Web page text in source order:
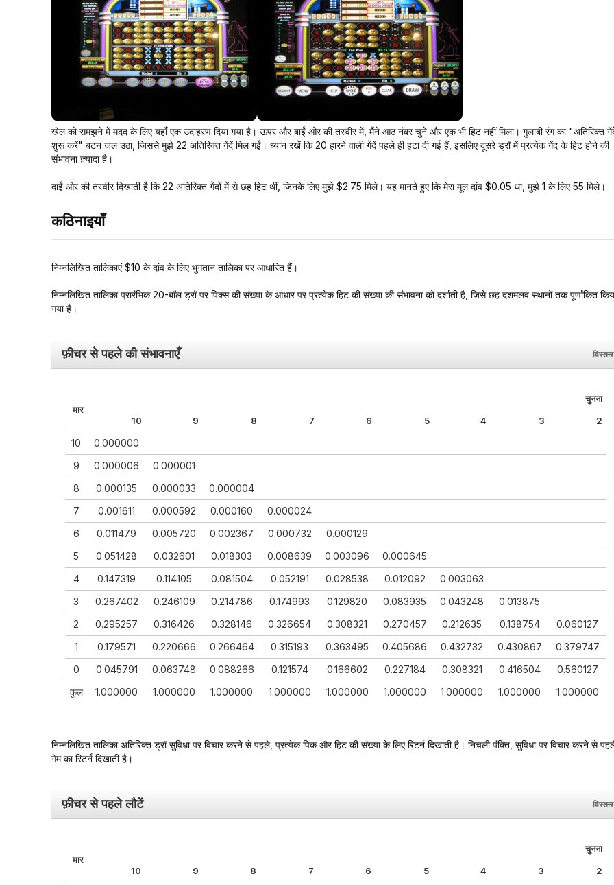
खेल को समझने में मदद के लिए यहाँ एक उदाहरण दिया गया है। ऊपर और बाईं ओर की तस्वीर में, मैंने आठ नंबर चुने और एक भी हिट नहीं मिला। गुलाबी रंग का "अतिरिक्त
शुरू करें" बटन जल उठा, जिससे मुझे 22 अतिरिक्त गेंदें मिल गईं। ध्यान रखें कि 20 हारने वाली गेंदें पहले ही हटा दी गई हैं, इसलिए दूसरे ड्रॉ में प्रत्येक गेंद के हिट होने की
संभावना ज़्यादा है।
दाईं ओर की तस्वीर दिखाती है कि 22 अतिरिक्त गेंदों में से छह हिट थीं, जिनके लिए मुझे $2.75 मिले। यह मानते हुए कि मेरा मूल दांव $0.05 था, मुझे 1 के लिए 55 मिले।
कठिनाइयाँ
निम्नलिखित तालिकाएं $10 के दांव के लिए भुगतान तालिका पर आधारित हैं।
निम्नलिखित तालिका प्रारंभिक 20-बॉल ड्रॉ पर पिक्स की संख्या के आधार पर प्रत्येक हिट की संख्या की संभावना को दर्शाती है, जिसे छह दशमलव स्थानों तक पूर्णांकित
गया है।
फ़ीचर विस्तार
से पहले की संभावनाएँ
मार
चुनना
10
9 8 7 6 5 4 3 2
10
0.000000
9
0.000006
0.000001
8
0.000135 0.000033
0.000004
7
0.001611 0.000592 0.000160
0.000024
6
0.011479 0.005720 0.002367 0.000732
0.000129
5
0.051428 0.032601 0.018303 0.008639 0.003096
0.000645
4
0.147319 0.114105 0.081504 0.052191 0.028538 0.012092
0.003063
3
0.267402 0.246109 0.214786 0.174993 0.129820 0.083935 0.043248
0.013875
2
0.295257 0.316426 0.328146 0.326654 0.308321 0.270457 0.212635 0.138754
0.060127
1
0.179571 0.220666 0.266464 0.315193 0.363495 0.405686 0.432732 0.430867
0.379747
0
0.045791 0.063748 0.088266 0.121574 0.166602 0.227184 0.308321 0.416504
0.560127
कुल
1.000000 1.000000 1.000000 1.000000 1.000000 1.000000 1.000000 1.000000 1.000000
निम्नलिखित तालिका अतिरिक्त ड्रॉ सुविधा पर विचार करने से पहले, प्रत्येक पिक और हिट की संख्या के लिए रिटर्न दिखाती है। निचली पंक्ति, सुविधा पर विचार करने से
गेम का रिटर्न दिखाती है।
फ़ीचर विस्तार
से पहले लौटें
मार
चुनना
10
9 8 7 6 5 4 3 2